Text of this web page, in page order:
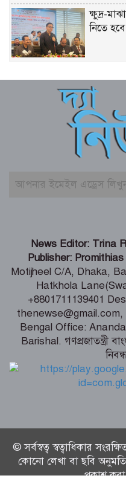
ক্ষুদ্র-
নিতে হবে
কাজ
যশোর
হাওরে
কৃষিমন্ত্রী
তরুণদের
উন্নয়ন –
যাত্রী
News Editor: Trina
Publisher:
Motijheel C/A, Dhaka,
Hatkhola
+8801711139401
Bengal Office:
Barishal. গণপ্রজাতন্ত্রী
© সর্বস্বত্ব স্বত্বাধিকার
কোনো লেখা বা ছবি
প্রকাশ